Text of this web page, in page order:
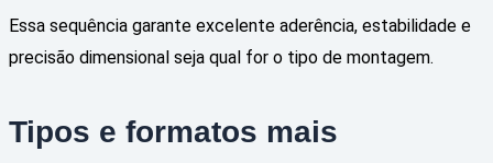
Essa sequência garante excelente aderência, estabilidade e
precisão dimensional seja qual for o tipo de montagem.
Tipos e formatos mais